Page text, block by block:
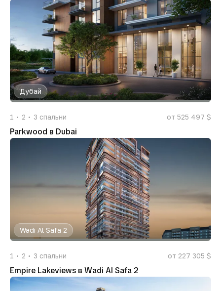
Дубай
1 2 3 спальни от 525 497 $
Parkwood в Dubai
Wadi Al Safa 2
1 2 3 спальни от 227 305 $
Empire Lakeviews в Wadi Al Safa 2